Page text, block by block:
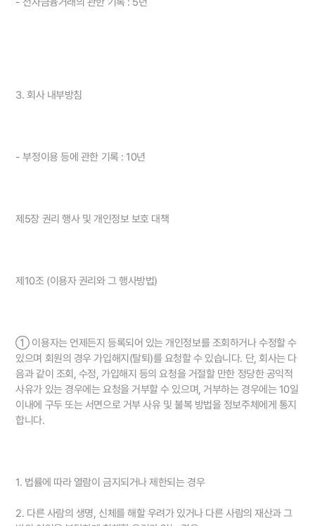
3. 회사 내부방침
- 부정이용 등에 관한 기록 : 10년
제5장 권리 행사 및 개인정보 보호 대책
제10조 (이용자 권리와 그 행사방법)
① 이용자는 언제든지 등록되어 있는 개인정보를 조회하거나 수정할 수
있으며 회원의 경우 가입해지(탈퇴)를 요청할 수 있습니다. 단, 회사는 다
음과 같이 조회, 수정, 가입해지 등의 요청을 거절할 만한 정당한 공익적
사유가 있는 경우에는 요청을 거부할 수 있으며, 거부하는 경우에는 10일
이내에 구두 또는 서면으로 거부 사유 및 불복 방법을 정보주체에게 통지
합니다.
1. 법률에 따라 열람이 금지되거나 제한되는 경우
2. 다른 사람의 생명, 신체를 해할 우려가 있거나 다른 사람의 재산과 그